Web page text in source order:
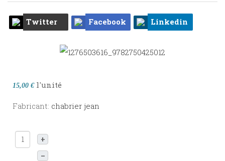
Twitter Facebook Linkedin
15,00 € l'unité
Fabricant: chabrier jean
+
–